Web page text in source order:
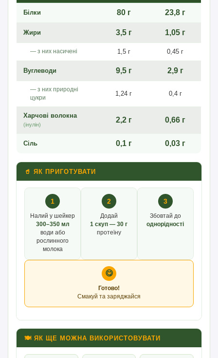
Білки 80 г 23,8 г
Жири 3,5 г 1,05 г
— з них насичені 1,5 г 0,45 г
Вуглеводи 9,5 г 2,9 г
— з них природні
цукри
1,24 г 0,4 г
Харчові волокна
(інулін)
2,2 г 0,66 г
Сіль 0,1 г 0,03 г
🥤 ЯК ПРИГОТУВАТИ
1
Налий у шейкер
300–350 мл
води або
рослинного
молока
2
Додай
1 скуп — 30 г
протеїну
3
Збовтай до
однорідності
😋
Готово!
Смакуй та заряджайся
🍽 ЯК ЩЕ МОЖНА ВИКОРИСТОВУВАТИ